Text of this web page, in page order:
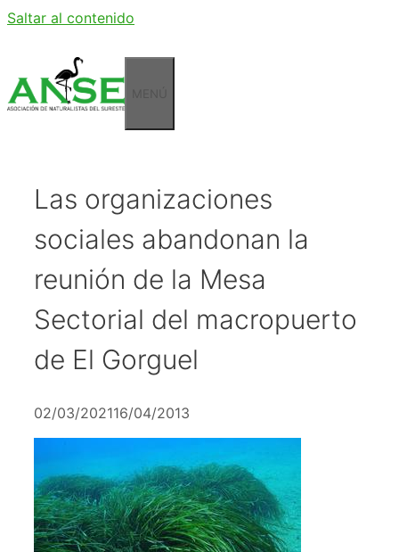
Saltar al contenido
Las organizaciones
sociales abandonan la
reunión de la Mesa
Sectorial del macropuerto
de El Gorguel
02/03/202116/04/2013